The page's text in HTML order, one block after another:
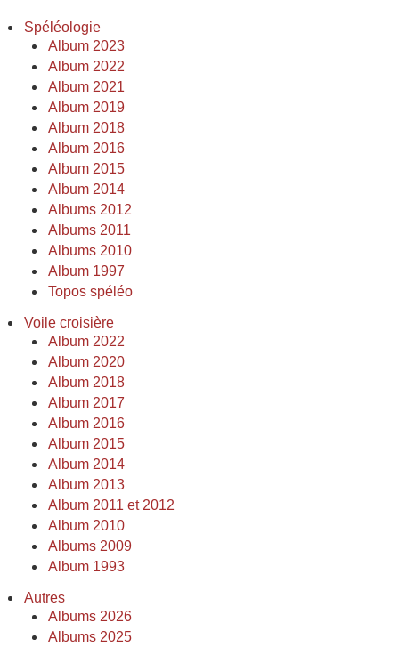
Spéléologie
Album 2023
Album 2022
Album 2021
Album 2019
Album 2018
Album 2016
Album 2015
Album 2014
Albums 2012
Albums 2011
Albums 2010
Album 1997
Topos spéléo
Voile croisière
Album 2022
Album 2020
Album 2018
Album 2017
Album 2016
Album 2015
Album 2014
Album 2013
Album 2011 et 2012
Album 2010
Albums 2009
Album 1993
Autres
Albums 2026
Albums 2025